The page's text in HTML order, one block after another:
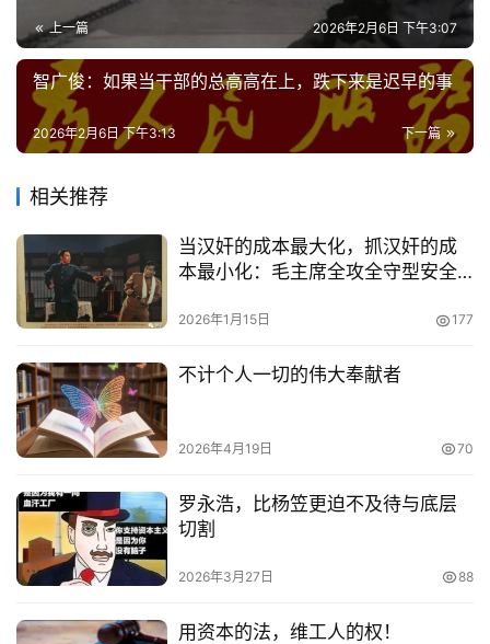
上一篇 2026年2月6日 下午3:07
智广俊：如果当干部的总高高在上，跌下来是迟早的事
下一篇
2026年2月6日 下午3:13
相关推荐
当汉奸的成本最大化，抓汉奸的成
本最小化：毛主席全攻全守型安全
2026年1月15日 177
不计个人一切的伟大奉献者
2026年4月19日 70
罗永浩，比杨笠更迫不及待与底层
切割
2026年3月27日 88
用资本的法，维工人的权！